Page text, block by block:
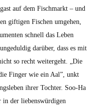
auf dem Fis­chmarkt – und
gifti­gen Fis­chen umge­hen,
schnell das Leben
darüber, dass es mit
so recht weit­erge­ht. „Die
Fin­ger wie ein Aal”, unkt
ihrer Tochter. Soo-Ha
in der liebenswürdi­gen